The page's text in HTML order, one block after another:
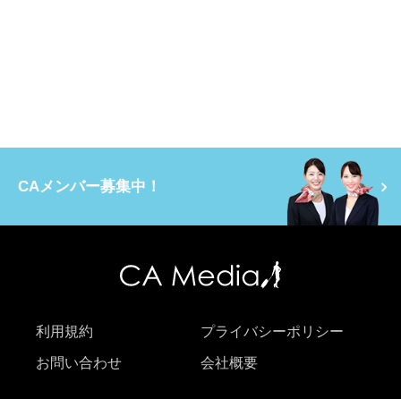
CAメンバー募集中！
利用規約 プライバシーポリシー
お問い合わせ 会社概要